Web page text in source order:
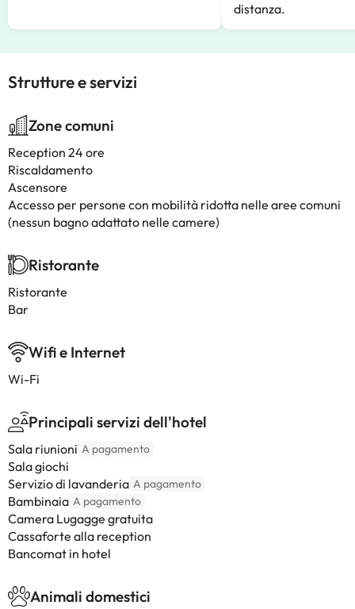
distanza.
Strutture e servizi
Zone comuni
Reception 24 ore
Riscaldamento
Ascensore
Accesso per persone con mobilità ridotta nelle aree comuni
(nessun bagno adattato nelle camere)
Ristorante
Ristorante
Bar
Wifi e Internet
Wi-Fi
Principali servizi dell'hotel
Sala riunioni A pagamento
Sala giochi
Servizio di lavanderia A pagamento
Bambinaia A pagamento
Camera Lugagge gratuita
Cassaforte alla reception
Bancomat in hotel
Animali domestici